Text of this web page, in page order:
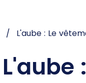
L'aube : Le
L'aube